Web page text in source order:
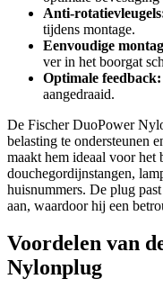
Anti-
tijdens montage.
Eenvoudige
ver in het boorgat
Optimale feedback:
aangedraaid.
De Fischer DuoPower
belasting te ondersteunen
maakt hem ideaal voor het
douchegordijnstangen,
huisnummers. De plug
aan, waardoor hij een
Voordelen van
Nylonplug